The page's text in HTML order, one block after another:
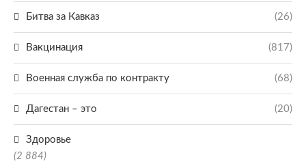
Битва за Кавказ (26)
Вакцинация (817)
Военная служба по контракту (68)
Дагестан – это (20)
Здоровье
(2 884)